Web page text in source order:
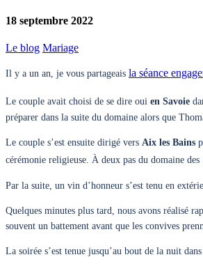
18 septembre 2022
Le blog Mariage
Il y a un an, je vous partageais la séance
Le couple avait choisi de se dire oui en Savoie
préparer dans la suite du domaine alors que
Le couple s’est ensuite dirigé vers Aix les Bains
cérémonie religieuse. À deux pas du domaine
Par la suite, un vin d’honneur s’est tenu en
Quelques minutes plus tard, nous avons réalisé
souvent un battement avant que les convives
La soirée s’est tenue jusqu’au bout de la nuit